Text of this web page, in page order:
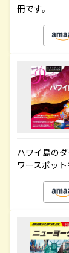
冊です。
ハワイ島の
ワースポッ